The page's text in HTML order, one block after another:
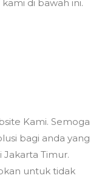
di bawah ini.
Kami. Semoga
bagi anda yang
Timur.
untuk tidak